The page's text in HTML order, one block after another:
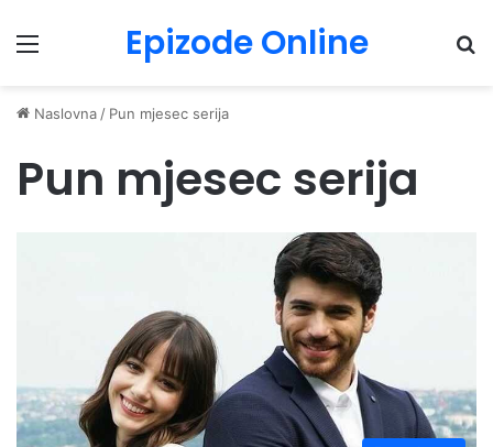
Menu Epizode Online
Naslovna / Pun mjesec serija
Pun mjesec serija